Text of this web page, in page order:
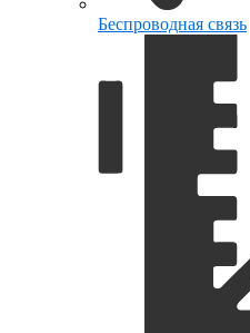
Беспроводная связь